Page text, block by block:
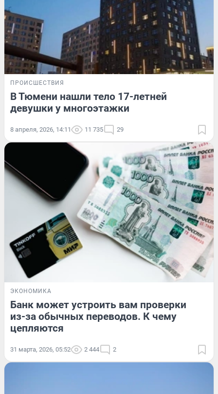
ПРОИСШЕСТВИЯ
В Тюмени нашли тело 17-летней
девушки у многоэтажки
8 апреля, 2026, 14:11 11 735 29
ЭКОНОМИКА
Банк может устроить вам проверки
из-за обычных переводов. К чему
цепляются
31 марта, 2026, 05:52 2 444 2